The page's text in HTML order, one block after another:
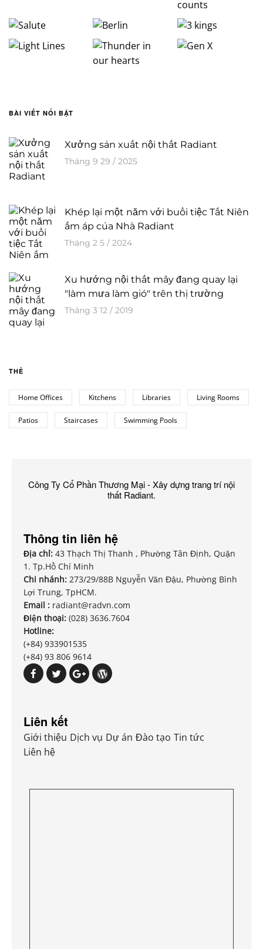
BÀI VIẾT NỔI BẬT
Xưởng sản xuất nội thất Radiant
Tháng 9 29 / 2025
Khép lại một năm với buổi tiệc Tất Niên
ấm áp của Nhà Radiant
Tháng 2 5 / 2024
Xu hướng nội thất mây đang quay lại
"làm mưa làm gió" trên thị trường
Tháng 3 12 / 2019
THẺ
Home Offices Kitchens Libraries Living Rooms
Patios Staircases Swimming Pools
Công Ty Cổ Phần Thương Mại - Xây dựng trang trí nội
thất Radiant.
Thông tin liên hệ
Địa chỉ: 43 Thạch Thị Thanh , Phường Tân Định, Quận
1. Tp.Hồ Chí Minh
Chi nhánh: 273/29/88B Nguyễn Văn Đậu, Phường Bình
Lợi Trung, TpHCM.
Email : radiant@radvn.com
Điện thoại: (028) 3636.7604
Hotline:
(+84) 933901535
(+84) 93 806 9614
Liên kết
Giới thiệu Dịch vụ Dự án Đào tạo Tin tức
Liên hệ